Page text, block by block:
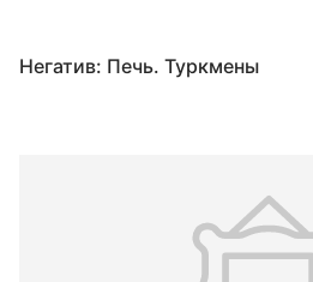
Негатив: Печь. Туркмены